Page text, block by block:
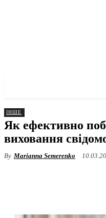
ІНШЕ
Як ефективно
виховання
By Marianna Semerenko